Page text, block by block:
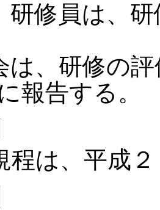
修員は、研
、研修の
報告する。
、平成２